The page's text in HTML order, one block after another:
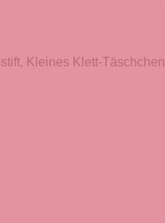
Kleines Klett-Täschchen